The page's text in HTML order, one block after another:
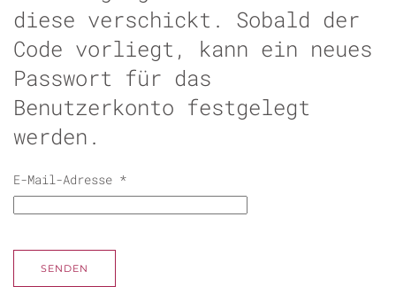
diese verschickt. Sobald der
Code vorliegt, kann ein neues
Passwort für das
Benutzerkonto festgelegt
werden.
E-Mail-Adresse *
SENDEN